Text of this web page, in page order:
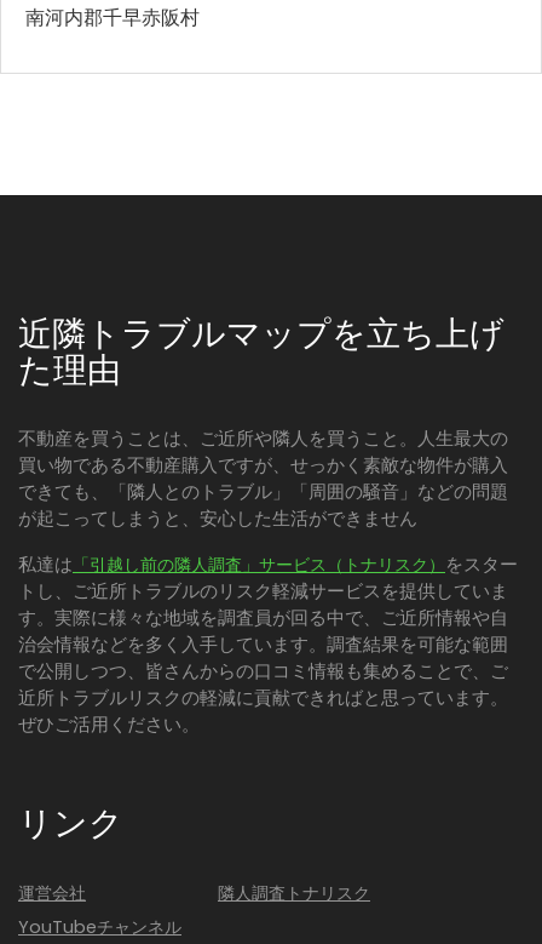
南河内郡千早赤阪村
近隣トラブルマップを立ち上げ
た理由
不動産を買うことは、ご近所や隣人を買うこと。人生最大の
買い物である不動産購入ですが、せっかく素敵な物件が購入
できても、「隣人とのトラブル」「周囲の騒音」などの問題
が起こってしまうと、安心した生活ができません
私達は 「引越し前の隣人調査」サービス（トナリスク） をスター
トし、ご近所トラブルのリスク軽減サービスを提供していま
す。実際に様々な地域を調査員が回る中で、ご近所情報や自
治会情報などを多く入手しています。調査結果を可能な範囲
で公開しつつ、皆さんからの口コミ情報も集めることで、ご
近所トラブルリスクの軽減に貢献できればと思っています。
ぜひご活用ください。
リンク
運営会社
YouTubeチャンネル
隣人調査トナリスク